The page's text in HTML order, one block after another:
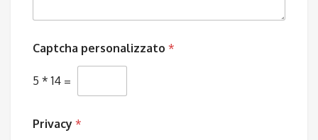
Captcha personalizzato *
5 * 14 =
Privacy *